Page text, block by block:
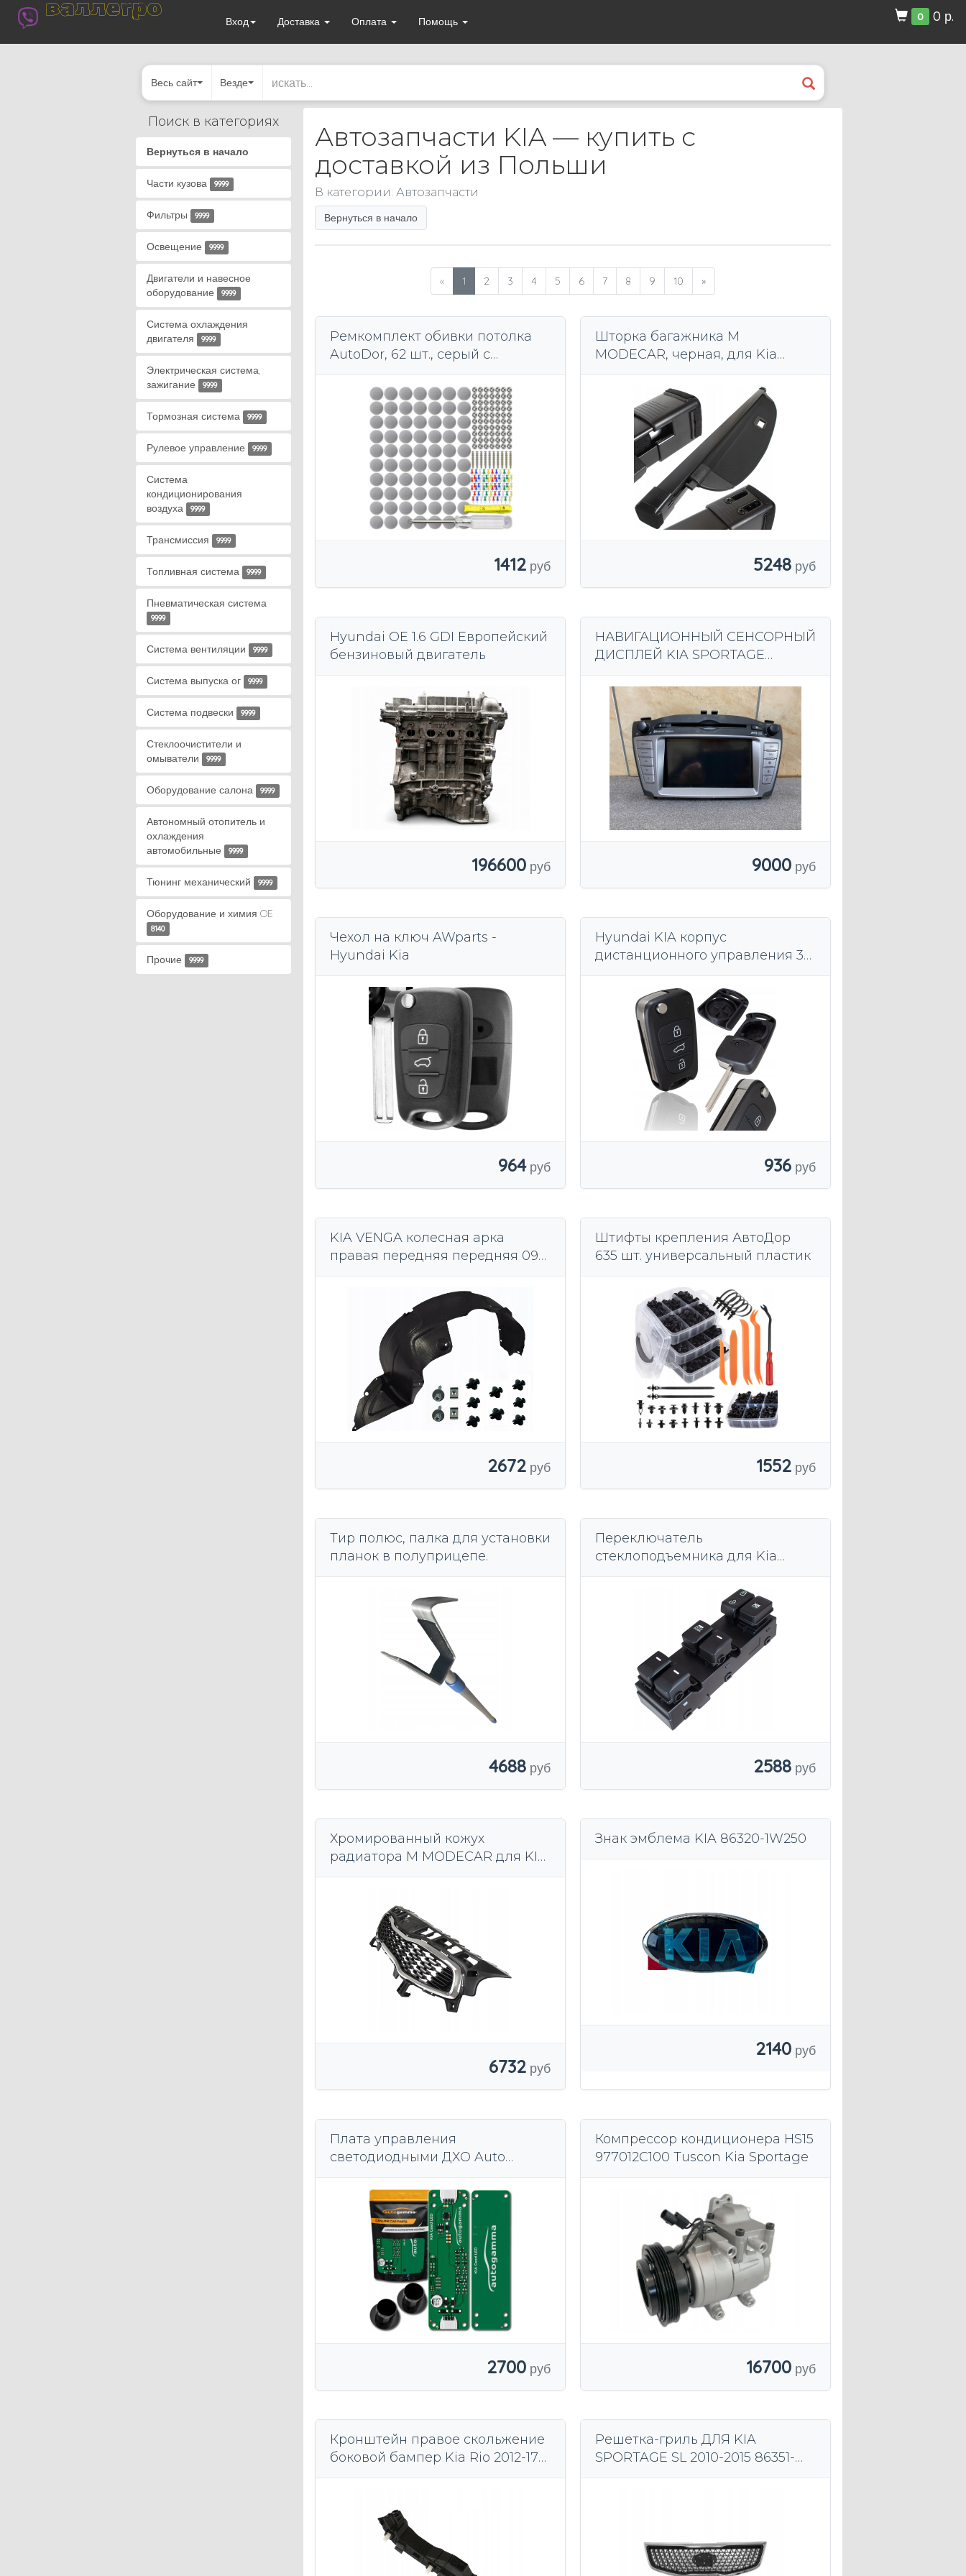
валлегро
Вход Доставка Оплата Помощь 0 0 р.
Весь сайт Везде
Поиск в категориях
Вернуться в начало
Части кузова 9999
Фильтры 9999
Освещение 9999
Двигатели и навесное
оборудование
9999
Система охлаждения
двигателя
9999
Электрическая система,
зажигание
9999
Тормозная система 9999
Рулевое управление 9999
Система
кондиционирования
воздуха
9999
Трансмиссия 9999
Топливная система 9999
Пневматическая система
9999
Система вентиляции 9999
Система выпуска ог 9999
Система подвески 9999
Стеклоочистители и
омыватели
9999
Оборудование салона 9999
Автономный отопитель и
охлаждения
автомобильные
9999
Тюнинг механический 9999
Оборудование и химия OE
8140
Прочие 9999
Автозапчасти KIA — купить с
доставкой из Польши
В категории: Автозапчасти
Вернуться в начало
« 1 2 3 4 5 6 7 8 9 10 »
Ремкомплект обивки потолка
AutoDor, 62 шт., серый с
1412
Шторка багажника M
MODECAR, черная, для Kia
5248
Hyundai OE 1.6 GDI Европейский
бензиновый двигатель
196600
НАВИГАЦИОННЫЙ СЕНСОРНЫЙ
ДИСПЛЕЙ KIA SPORTAGE
9000
Чехол на ключ AWparts -
Hyundai Kia
964
Hyundai KIA корпус
дистанционного управления 3-
936
KIA VENGA колесная арка
правая передняя передняя 09-
2672
Штифты крепления АвтоДор
635 шт. универсальный пластик
1552
Тир полюс, палка для установки
планок в полуприцепе.
4688
Переключатель
стеклоподъемника для Kia
2588
Хромированный кожух
радиатора M MODECAR для KIA
6732
Знак эмблема KIA 86320-1W250
2140
Плата управления
светодиодными ДХО Auto
универсал
2700
Компрессор кондиционера HS15
977012C100 Tuscon Kia Sportage
16700
Кронштейн правое скольжение
боковой бампер Kia Rio 2012-17
Решетка-гриль ДЛЯ KIA
SPORTAGE SL 2010-2015 86351-